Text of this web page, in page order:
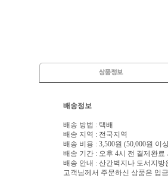
배송정보
배송 방법 : 택배
배송 지역 : 전국지역
배송 비용 : 3,500원 (50,000원 이
배송 기간 : 오후 4시 전 결제완료
배송 안내 : 산간벽지나 도서지
고객님께서 주문하신 상품은 입